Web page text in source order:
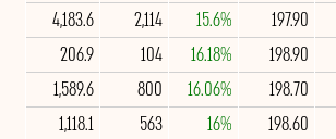
197.90
15.6%
2,114
4,183.6
198.90
16.18%
104
206.9
198.70
16.06%
800
1,589.6
198.60
16%
563
1,118.1